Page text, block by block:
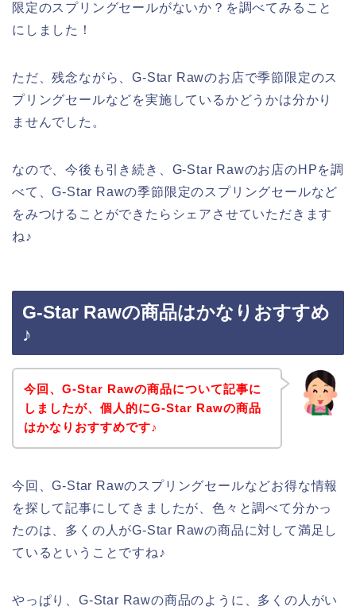
限定のスプリングセールがないか？を調べてみること
にしました！
ただ、残念ながら、G-Star Rawのお店で季節限定のス
プリングセールなどを実施しているかどうかは分かり
ませんでした。
なので、今後も引き続き、G-Star Rawのお店のHPを調
べて、G-Star Rawの季節限定のスプリングセールなど
をみつけることができたらシェアさせていただきます
ね♪
G-Star Rawの商品はかなりおすすめ
♪
今回、G-Star Rawの商品について記事に
しましたが、個人的にG-Star Rawの商品
はかなりおすすめです♪
今回、G-Star Rawのスプリングセールなどお得な情報
を探して記事にしてきましたが、色々と調べて分かっ
たのは、多くの人がG-Star Rawの商品に対して満足し
ているということですね♪
やっぱり、G-Star Rawの商品のように、多くの人がい